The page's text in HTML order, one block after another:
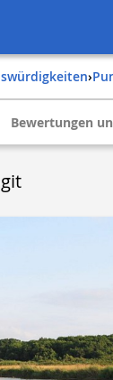
›
Bewertungen